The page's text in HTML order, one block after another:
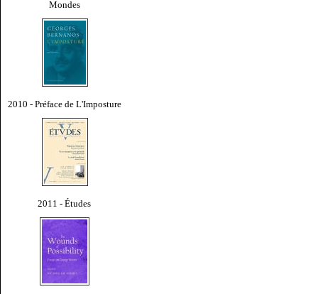
Mondes
2010 - Préface de L'Imposture
2011 - Études